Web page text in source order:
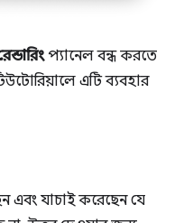
প্যানেল বন্ধ করতে
এটি ব্যবহার
যাচাই করেছেন যে